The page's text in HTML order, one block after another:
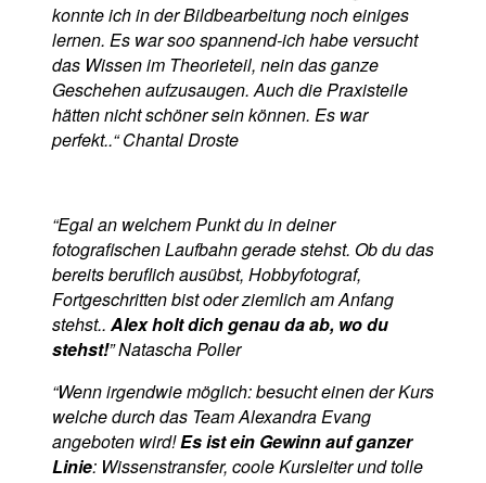
konnte ich in der Bildbearbeitung noch einiges
lernen. Es war soo spannend-ich habe versucht
das Wissen im Theorieteil, nein das ganze
Geschehen aufzusaugen. Auch die Praxisteile
hätten nicht schöner sein können. Es war
perfekt..“ Chantal Droste
“Egal an welchem Punkt du in deiner
fotografischen Laufbahn gerade stehst. Ob du das
bereits beruflich ausübst, Hobbyfotograf,
Fortgeschritten bist oder ziemlich am Anfang
stehst.. Alex holt dich genau da ab, wo du
stehst!” Natascha Poller
“Wenn irgendwie möglich: besucht einen der Kurs
welche durch das Team Alexandra Evang
angeboten wird!Es ist ein Gewinn auf ganzer
Linie: Wissenstransfer, coole Kursleiter und tolle